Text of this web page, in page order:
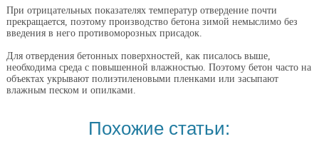
При отрицательных показателях температур отвердение почти
прекращается, поэтому производство бетона зимой немыслимо без
введения в него противоморозных присадок.
Для отвердения бетонных поверхностей, как писалось выше,
необходима среда с повышенной влажностью. Поэтому бетон часто на
объектах укрывают полиэтиленовыми пленками или засыпают
влажным песком и опилками.
Похожие статьи: